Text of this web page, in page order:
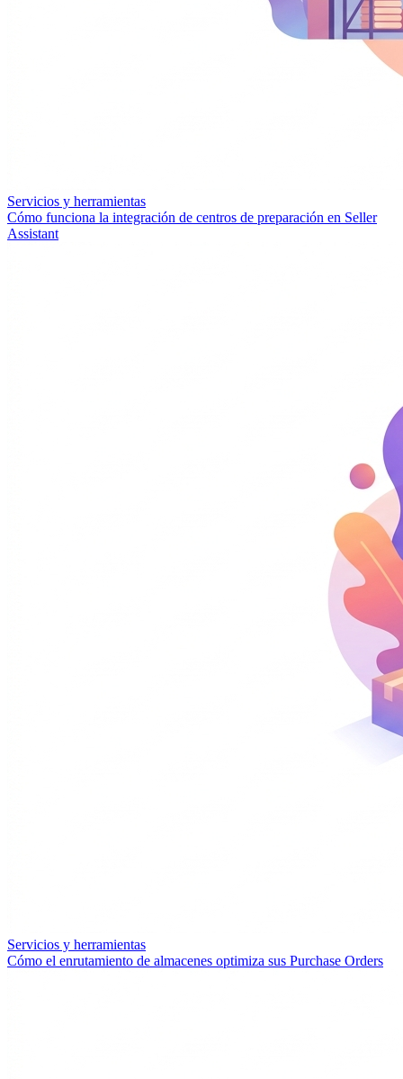
Servicios y herramientas
Cómo funciona la integración de centros de preparación en Seller
Assistant
Servicios y herramientas
Cómo el enrutamiento de almacenes optimiza sus Purchase Orders